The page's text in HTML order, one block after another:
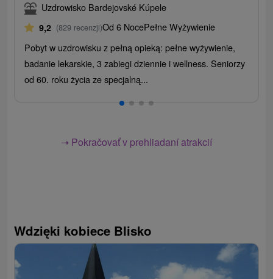
Uzdrowisko Bardejovské Kúpele
9,2 (829 recenzji)Od 6 NocePełne Wyżywienie
Pobyt w uzdrowisku z pełną opieką: pełne wyżywienie,
badanie lekarskie, 3 zabiegi dziennie i wellness. Seniorzy
od 60. roku życia ze specjalną...
➝ Pokračovať v prehliadaní atrakcií
Wdzięki kobiece Blisko